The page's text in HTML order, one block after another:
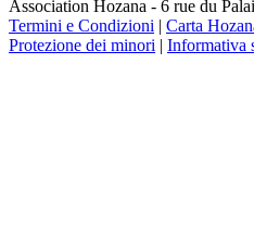
Association Hozana - 6 rue du
Termini e Condizioni | Carta
Protezione dei minori | Informativa